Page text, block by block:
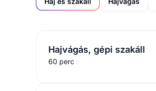
Hajvágás, gépi szakáll
60 perc